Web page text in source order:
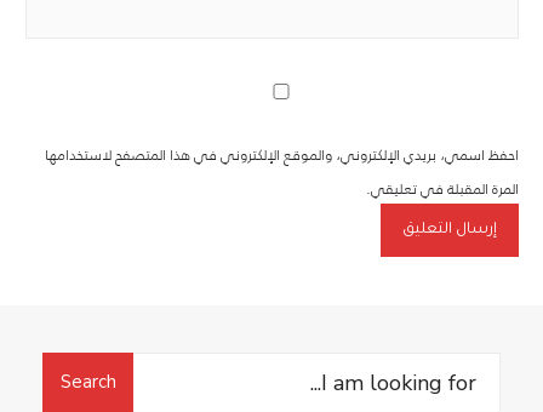
احفظ اسمي، بريدي الإلكتروني، والموقع الإلكتروني في هذا المتصفح لاستخدامها
المرة المقبلة في تعليقي.
Search
Search